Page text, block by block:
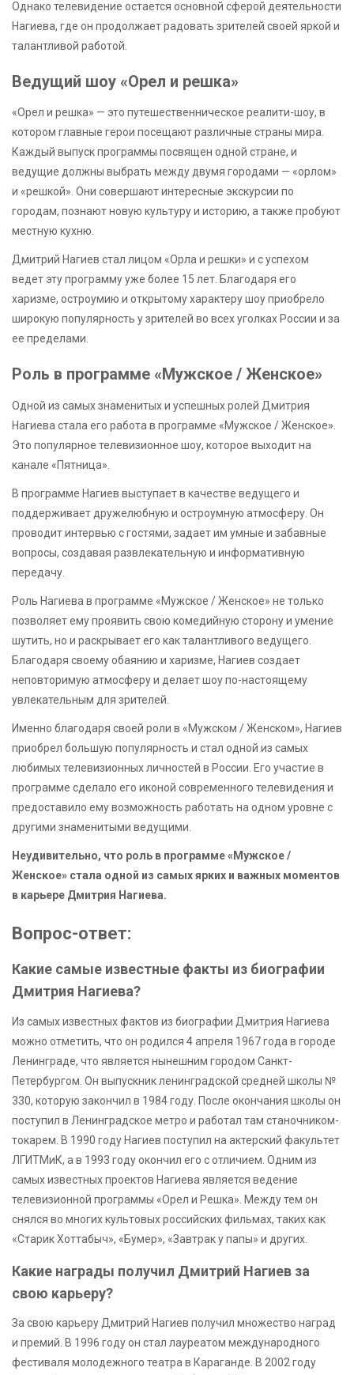
Однако телевидение остается основной сферой деятельности
Нагиева, где он продолжает радовать зрителей своей яркой и
талантливой работой.
Ведущий шоу «Орел и решка»
«Орел и решка» — это путешественническое реалити-шоу, в
котором главные герои посещают различные страны мира.
Каждый выпуск программы посвящен одной стране, и
ведущие должны выбрать между двумя городами — «орлом»
и «решкой». Они совершают интересные экскурсии по
городам, познают новую культуру и историю, а также пробуют
местную кухню.
Дмитрий Нагиев стал лицом «Орла и решки» и с успехом
ведет эту программу уже более 15 лет. Благодаря его
харизме, остроумию и открытому характеру шоу приобрело
широкую популярность у зрителей во всех уголках России и за
ее пределами.
Роль в программе «Мужское / Женское»
Одной из самых знаменитых и успешных ролей Дмитрия
Нагиева стала его работа в программе «Мужское / Женское».
Это популярное телевизионное шоу, которое выходит на
канале «Пятница».
В программе Нагиев выступает в качестве ведущего и
поддерживает дружелюбную и остроумную атмосферу. Он
проводит интервью с гостями, задает им умные и забавные
вопросы, создавая развлекательную и информативную
передачу.
Роль Нагиева в программе «Мужское / Женское» не только
позволяет ему проявить свою комедийную сторону и умение
шутить, но и раскрывает его как талантливого ведущего.
Благодаря своему обаянию и харизме, Нагиев создает
неповторимую атмосферу и делает шоу по-настоящему
увлекательным для зрителей.
Именно благодаря своей роли в «Мужском / Женском», Нагиев
приобрел большую популярность и стал одной из самых
любимых телевизионных личностей в России. Его участие в
программе сделало его иконой современного телевидения и
предоставило ему возможность работать на одном уровне с
другими знаменитыми ведущими.
Неудивительно, что роль в программе «Мужское /
Женское» стала одной из самых ярких и важных моментов
в карьере Дмитрия Нагиева.
Вопрос-ответ:
Какие самые известные факты из биографии
Дмитрия Нагиева?
Из самых известных фактов из биографии Дмитрия Нагиева
можно отметить, что он родился 4 апреля 1967 года в городе
Ленинграде, что является нынешним городом Санкт-
Петербургом. Он выпускник ленинградской средней школы №
330, которую закончил в 1984 году. После окончания школы он
поступил в Ленинградское метро и работал там станочником-
токарем. В 1990 году Нагиев поступил на актерский факультет
ЛГИТМиК, а в 1993 году окончил его с отличием. Одним из
самых известных проектов Нагиева является ведение
телевизионной программы «Орел и Решка». Между тем он
снялся во многих культовых российских фильмах, таких как
«Старик Хоттабыч», «Бумер», «Завтрак у папы» и других.
Какие награды получил Дмитрий Нагиев за
свою карьеру?
За свою карьеру Дмитрий Нагиев получил множество наград
и премий. В 1996 году он стал лауреатом международного
фестиваля молодежного театра в Караганде. В 2002 году